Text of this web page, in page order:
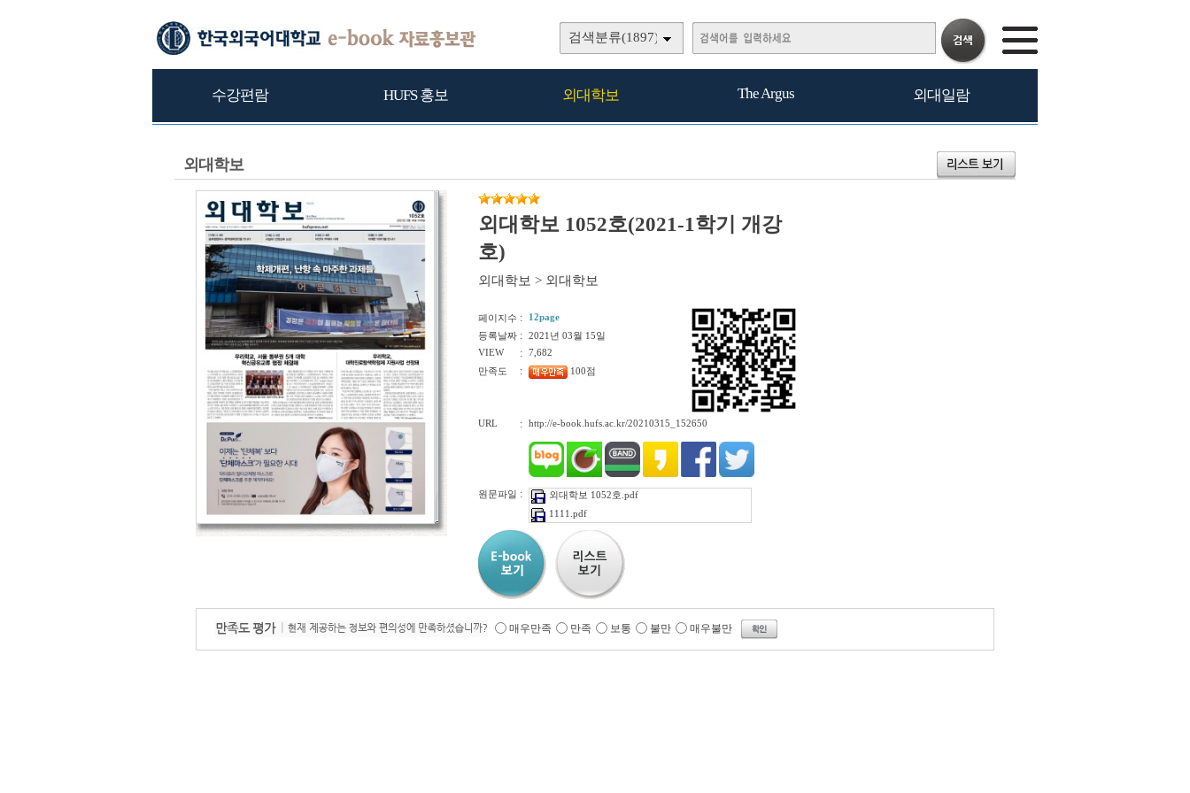
검색분류(1897)
수강편람 HUFS 홍보 외대학보 The Argus 외대일람
외대학보
외대학보 1052호(2021-1학기 개강
호)
외대학보 > 외대학보
페이지수 :
12page
등록날짜 :
2021년 03월 15일
VIEW
:
7,682
만족도
: 100점
URL : http://e-book.hufs.ac.kr/20210315_152650
원문파일 :
외대학보 1052호.pdf
1111.pdf
매우만족 만족 보통 불만 매우불만